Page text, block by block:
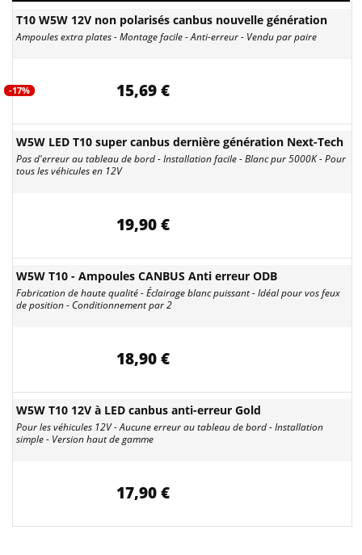
T10 W5W 12V non polarisés canbus nouvelle génération
Ampoules extra plates - Montage facile - Anti-erreur - Vendu par paire
-17% 15,69 €
W5W LED T10 super canbus dernière génération Next-Tech
Pas d'erreur au tableau de bord - Installation facile - Blanc pur 5000K - Pour
tous les véhicules en 12V
19,90 €
W5W T10 - Ampoules CANBUS Anti erreur ODB
Fabrication de haute qualité - Éclairage blanc puissant - Idéal pour vos feux
de position - Conditionnement par 2
18,90 €
W5W T10 12V à LED canbus anti-erreur Gold
Pour les véhicules 12V - Aucune erreur au tableau de bord - Installation
simple - Version haut de gamme
17,90 €